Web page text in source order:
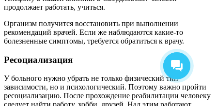
продолжает работать, учиться.
Организм получится восстановить при выполнении
рекомендаций врачей. Если же наблюдаются какие-то
болезненные симптомы, требуется обратиться к врачу.
Ресоциализация
У больного нужно убрать не только физический тип
зависимости, но и психологический. Поэтому важно пройти
ресоциализацию. После прохождение реабилитации человеку